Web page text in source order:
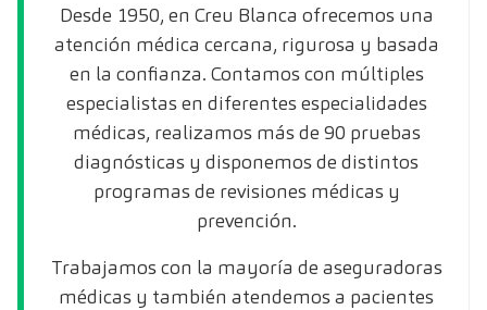
Desde 1950, en Creu Blanca ofrecemos una
atención médica cercana, rigurosa y basada
en la confianza. Contamos con múltiples
especialistas en diferentes especialidades
médicas, realizamos más de 90 pruebas
diagnósticas y disponemos de distintos
programas de revisiones médicas y
prevención.
Trabajamos con la mayoría de aseguradoras
médicas y también atendemos a pacientes